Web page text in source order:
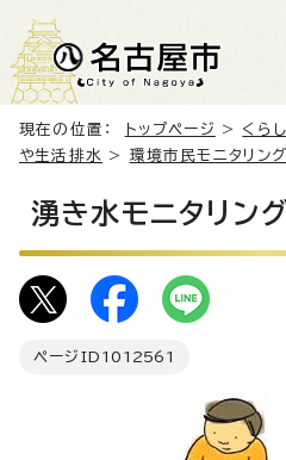
現在の位置： トップページ > くら
や生活排水 > 環境市民モニタリング
湧き水モニタリン
ページID 1012561